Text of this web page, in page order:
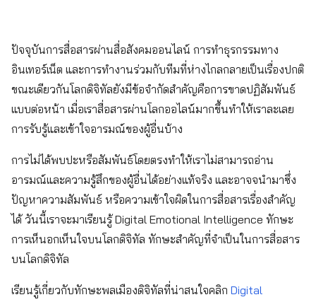
ปัจจุบันการสื่อสารผ่านสื่อสังคมออนไลน์ การทำธุรกรรมทาง
อินเทอร์เน็ต และการทำงานร่วมกับทีมที่ห่างไกลกลายเป็นเรื่องปกติ
ขณะเดียวกันโลกดิจิทัลยังมีข้อจำกัดสำคัญคือการขาดปฏิสัมพันธ์
แบบต่อหน้า เมื่อเราสื่อสารผ่านโลกออไลน์มากขึ้นทำให้เราละเลย
การรับรู้และเข้าใจอารมณ์ของผู้อื่นบ้าง
การไม่ได้พบปะหรือสัมพันธ์โดยตรงทำให้เราไม่สามารถอ่าน
อารมณ์และความรู้สึกของผู้อื่นได้อย่างแท้จริง และอาจจนำมาซึ่ง
ปัญหาความสัมพันธ์ หรือความเข้าใจผิดในการสื่อสารเรื่องสำคัญ
ได้ วันนี้เราจะมาเรียนรู้ Digital Emotional Intelligence ทักษะ
การเห็นอกเห็นใจบนโลกดิจิทัล ทักษะสำคัญที่จำเป็นในการสื่อสาร
บนโลกดิจิทัล
เรียนรู้เกี่ยวกับทักษะพลเมืองดิจิทัลที่น่าสนใจคลิก Digital